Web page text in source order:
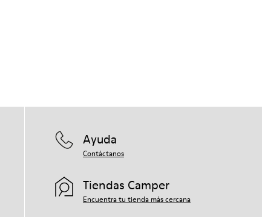
Ayuda
Contáctanos
Tiendas Camper
Encuentra tu tienda más cercana